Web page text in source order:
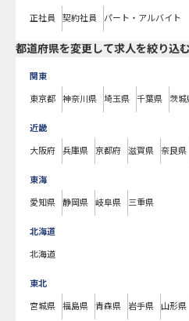
正社員 契約社員 パート・アルバイト
都道府県を変更して求人を絞り込む
関東
東京都 神奈川県 埼玉県 千葉県 茨城
近畿
大阪府 兵庫県 京都府 滋賀県 奈良県
東海
愛知県 静岡県 岐阜県 三重県
北海道
北海道
東北
宮城県 福島県 青森県 岩手県 山形県